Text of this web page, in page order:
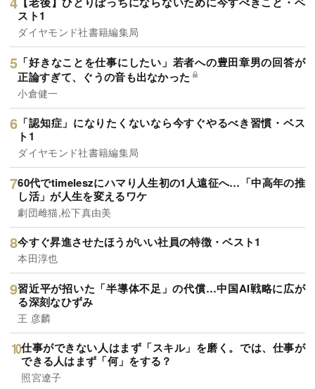
スト1
ダイヤモンド社書籍編集局
「好きなことを仕事にしたい」若者への豊田章男の回答が
正論すぎて、ぐうの音も出なかった
小倉健一
「認知症」になりたくないなら今すぐやるべき習慣・ベス
ト1
ダイヤモンド社書籍編集局
60代でtimeleszにハマり人生初の1人遠征へ…「中高年の推
し活」が人生を変えるワケ
劇団雌猫,松下真由美
今すぐ昇進させたほうがいい社員の特徴・ベスト1
本田淳也
習近平が招いた「半導体不足」の代償…中国AI戦略に広が
る深刻なひずみ
王 彦麟
仕事ができない人はまず「スキル」を磨く。では、仕事が
できる人はまず「何」をする？
照宮遼子